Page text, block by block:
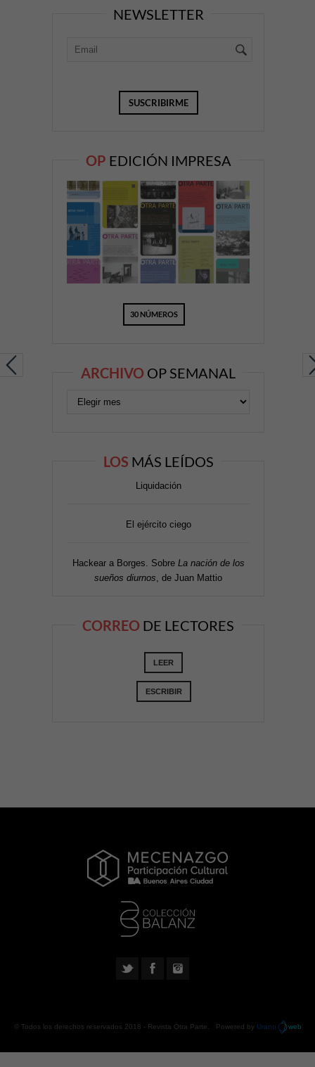
NEWSLETTER
OP EDICIÓN IMPRESA
30 NÚMEROS
ARCHIVO OP SEMANAL
LOS MÁS LEÍDOS
Liquidación
El ejército ciego
Hackear a Borges. Sobre La nación de los
sueños diurnos , de Juan Mattio
CORREO DE LECTORES
LEER
ESCRIBIR
© Todos los derechos reservados 2018 - Revista Otra Parte . Powered by Urano web